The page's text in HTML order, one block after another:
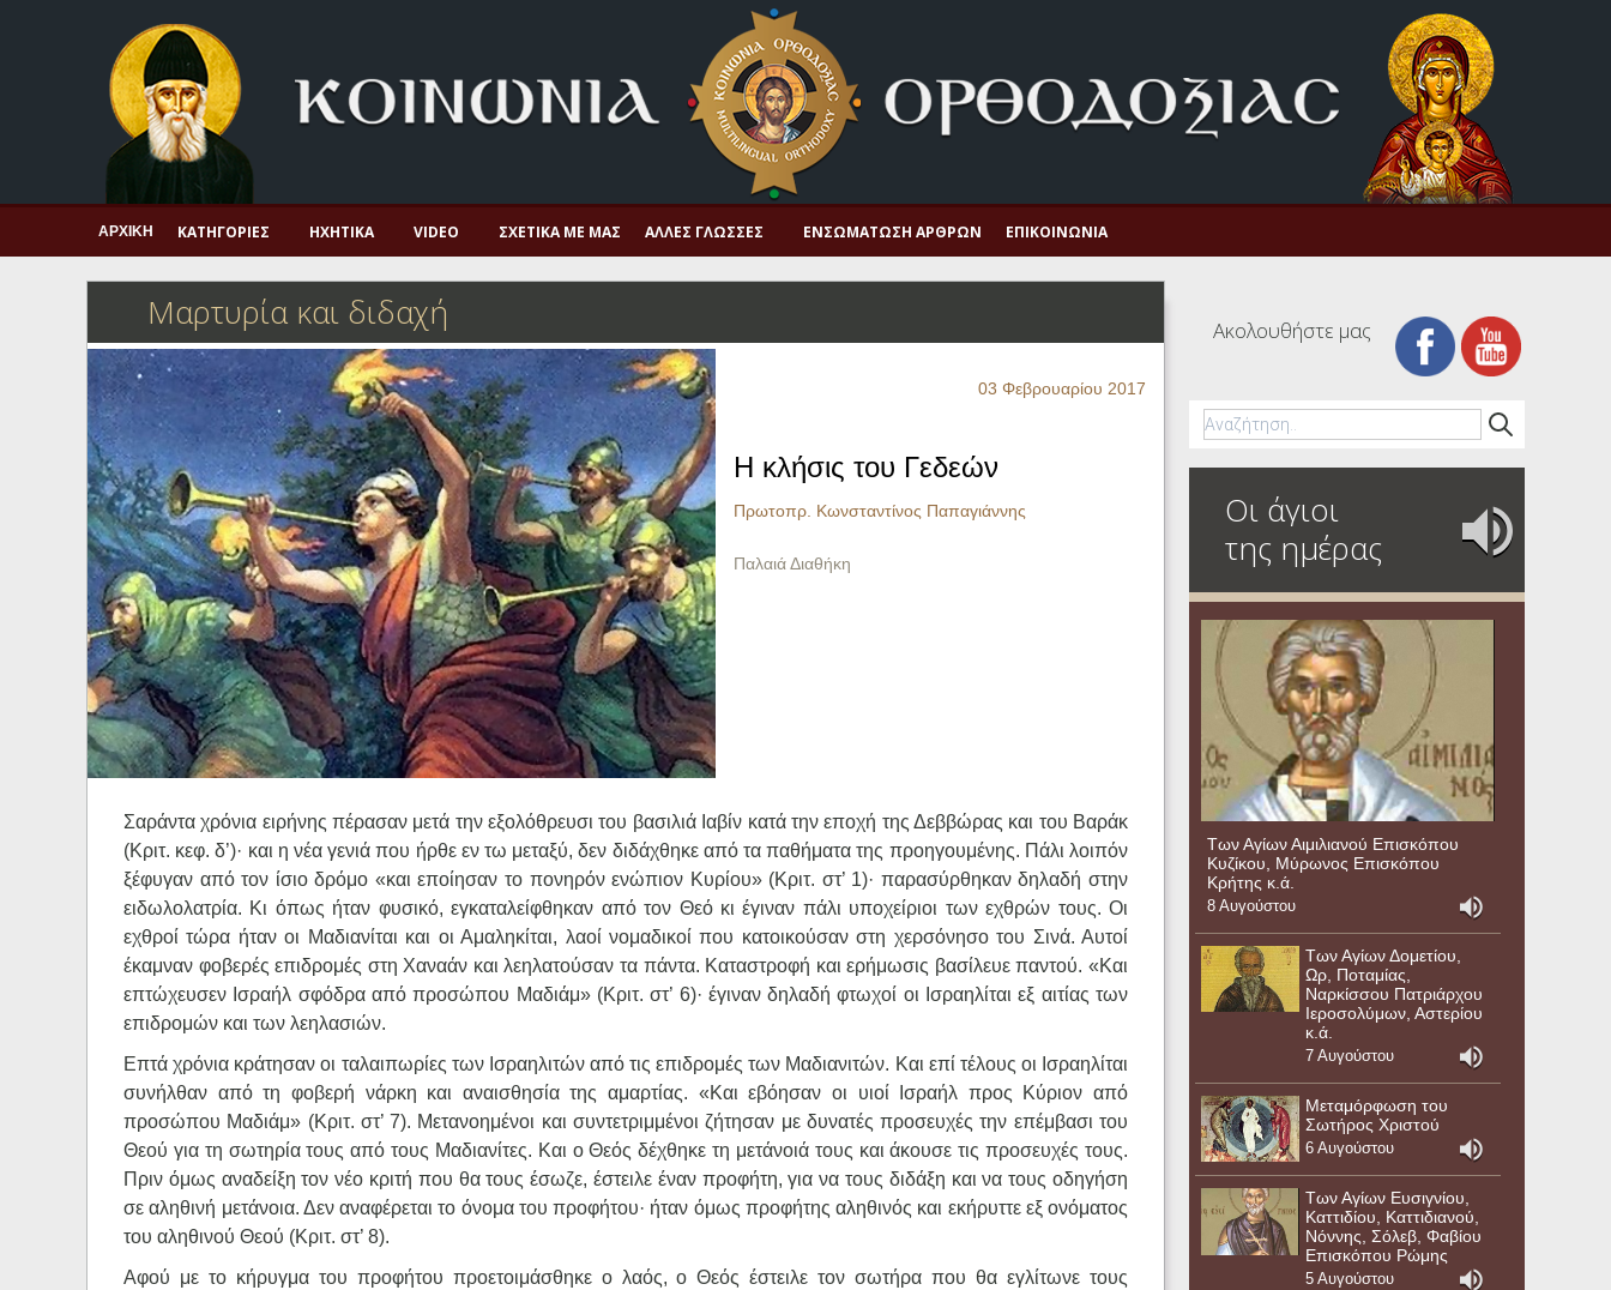
Πνευματική ζωή
Μαρτυρία και διδαχή
Λατρεία και προσευχή
Αγιολόγιο – Εορτολόγιο
Η πίστη στην εποχή μας
Ορθόδοξη οικογένεια
Ορθόδοξο προσκυνητάριο
Σκέψεις-προβληματισμοί
ΑΡΧΙΚΉ ΚΑΤΗΓΟΡΊΕΣ ΗΧΗΤΙΚΆ VIDEO ΣΧΕΤΙΚΆ ΜΕ ΜΑΣ ΆΛΛΕΣ ΓΛΏΣΣΕΣ ΕΝΣΩΜΆΤΩΣΗ ΆΡΘΡΩΝ ΕΠΙΚΟΙΝΩΝΊΑ
Μαρτυρία και διδαχή
03 Φεβρουαρίου 2017
Η κλήσις του Γεδεών
Πρωτοπρ. Κωνσταντίνος Παπαγιάννης
Παλαιά Διαθήκη
Σαράντα χρόνια ειρήνης πέρασαν μετά την εξολόθρευσι του βασιλιά Ιαβίν κατά την εποχή της Δεββώρας και του Βαράκ
(Κριτ. κεφ. δ’)· και η νέα γενιά που ήρθε εν τω μεταξύ, δεν διδάχθηκε από τα παθήματα της προηγουμένης. Πάλι λοιπόν
ξέφυγαν από τον ίσιο δρόμο «και εποίησαν το πονηρόν ενώπιον Κυρίου» (Κριτ. στ’ 1)· παρασύρθηκαν δηλαδή στην
ειδωλολατρία. Κι όπως ήταν φυσικό, εγκαταλείφθηκαν από τον Θεό κι έγιναν πάλι υποχείριοι των εχθρών τους. Οι
εχθροί τώρα ήταν οι Μαδιανίται και οι Αμαληκίται, λαοί νομαδικοί που κατοικούσαν στη χερσόνησο του Σινά. Αυτοί
έκαμναν φοβερές επιδρομές στη Χαναάν και λεηλατούσαν τα πάντα. Καταστροφή και ερήμωσις βασίλευε παντού. «Και
επτώχευσεν Ισραήλ σφόδρα από προσώπου Μαδιάμ» (Κριτ. στ’ 6)· έγιναν δηλαδή φτωχοί οι Ισραηλίται εξ αιτίας των
επιδρομών και των λεηλασιών.
Επτά χρόνια κράτησαν οι ταλαιπωρίες των Ισραηλιτών από τις επιδρομές των Μαδιανιτών. Και επί τέλους οι Ισραηλίται
συνήλθαν από τη φοβερή νάρκη και αναισθησία της αμαρτίας. «Και εβόησαν οι υιοί Ισραήλ προς Κύριον από
προσώπου Μαδιάμ» (Κριτ. στ’ 7). Μετανοημένοι και συντετριμμένοι ζήτησαν με δυνατές προσευχές την επέμβασι του
Θεού για τη σωτηρία τους από τους Μαδιανίτες. Και ο Θεός δέχθηκε τη μετάνοιά τους και άκουσε τις προσευχές τους.
Πριν όμως αναδείξη τον νέο κριτή που θα τους έσωζε, έστειλε έναν προφήτη, για να τους διδάξη και να τους οδηγήση
σε αληθινή μετάνοια. Δεν αναφέρεται το όνομα του προφήτου· ήταν όμως προφήτης αληθινός και εκήρυττε εξ ονόματος
του αληθινού Θεού (Κριτ. στ’ 8).
Αφού με το κήρυγμα του προφήτου προετοιμάσθηκε ο λαός, ο Θεός έστειλε τον σωτήρα που θα εγλίτωνε τους
Ακολουθήστε μας
Οι άγιοι
της ημέρας
Των Αγίων Αιμιλιανού Επισκόπου
Κυζίκου, Μύρωνος Επισκόπου
Κρήτης κ.ά.
8 Αυγούστου
Των Αγίων Δομετίου,
Ωρ, Ποταμίας,
Ναρκίσσου Πατριάρχου
Ιεροσολύμων, Αστερίου
κ.ά.
7 Αυγούστου
Μεταμόρφωση του
Σωτήρος Χριστού
6 Αυγούστου
Των Αγίων Ευσιγνίου,
Καττιδίου, Καττιδιανού,
Νόννης, Σόλεβ, Φαβίου
Επισκόπου Ρώμης
5 Αυγούστου